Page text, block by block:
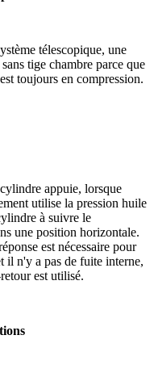
télescopique, une
tige chambre parce que
toujours en compression.
appuie, lorsque
utilise la pression huile
à suivre le
une position horizontale.
est nécessaire pour
il n'y a pas de fuite interne,
est utilisé.